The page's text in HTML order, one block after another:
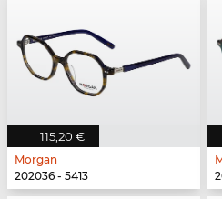
115,20 €
Morgan
202036 - 5413